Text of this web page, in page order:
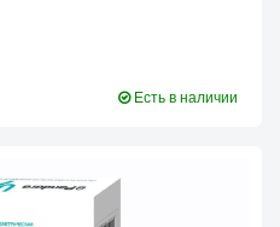
Есть в наличии